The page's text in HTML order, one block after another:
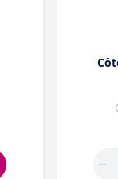
AU PANIER